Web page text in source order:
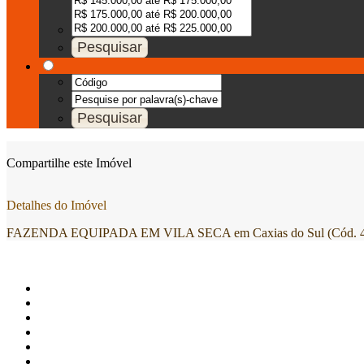
Compartilhe este Imóvel
Detalhes do Imóvel
FAZENDA EQUIPADA EM VILA SECA em Caxias do Sul (Cód.